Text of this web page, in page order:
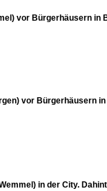
vor Bürgerhäusern in
vor Bürgerhäusern
in der City.